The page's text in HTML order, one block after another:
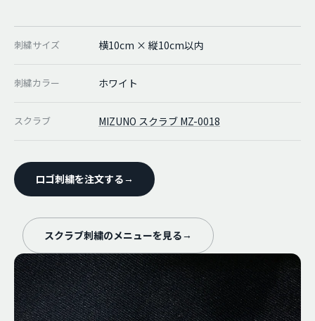
刺繍サイズ 横10cm × 縦10cm以内
刺繍カラー ホワイト
スクラブ MIZUNO スクラブ MZ-0018
ロゴ刺繍を注文する →
スクラブ刺繍のメニューを見る →